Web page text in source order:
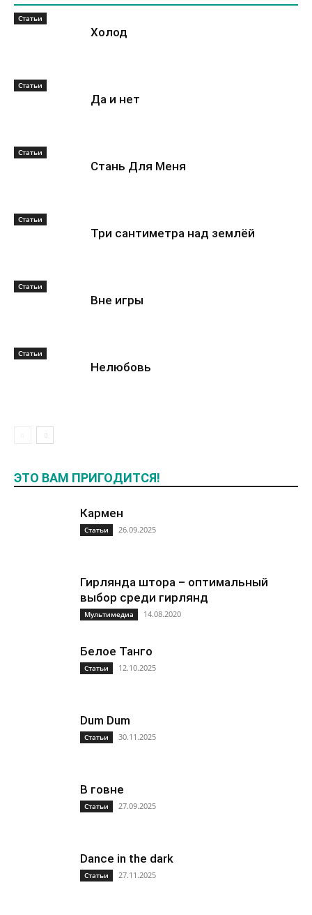
Статьи
Холод
Статьи
Да и нет
Статьи
Стань Для Меня
Статьи
Три сантиметра над землёй
Статьи
Вне игры
Статьи
Нелюбовь
ЭТО ВАМ ПРИГОДИТСЯ!
Кармен
Статьи 26.09.2025
Гирлянда штора – оптимальный
выбор среди гирлянд
Мультимедиа 14.08.2020
Белое Танго
Статьи 12.10.2025
Dum Dum
Статьи 30.11.2025
В говне
Статьи 27.09.2025
Dance in the dark
Статьи 27.11.2025